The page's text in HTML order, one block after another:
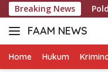
Langsung
ke
konten
Breaking News
Polda Metro Jaya
FAAM NEWS
Mengungkap
Mengawal
Home Hukum